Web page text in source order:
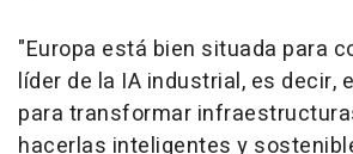
"Europa está bien situada para
líder de la IA industrial, es decir,
para transformar
hacerlas inteligentes y